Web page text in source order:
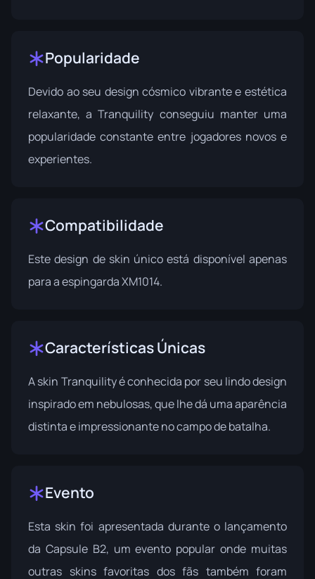
Popularidade
Devido ao seu design cósmico vibrante e estética
relaxante, a Tranquility conseguiu manter uma
popularidade constante entre jogadores novos e
experientes.
Compatibilidade
Este design de skin único está disponível apenas
para a espingarda XM1014.
Características Únicas
A skin Tranquility é conhecida por seu lindo design
inspirado em nebulosas, que lhe dá uma aparência
distinta e impressionante no campo de batalha.
Evento
Esta skin foi apresentada durante o lançamento
da Capsule B2, um evento popular onde muitas
outras skins favoritas dos fãs também foram